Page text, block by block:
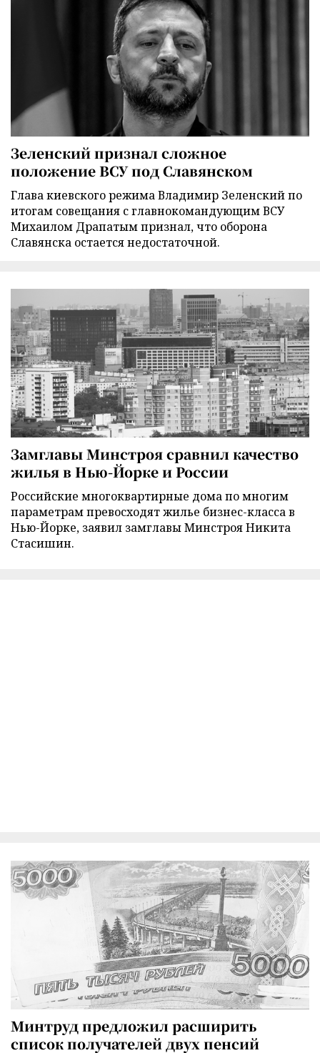
Зеленский признал сложное
положение ВСУ под Славянском
Глава киевского режима Владимир Зеленский по
итогам совещания с главнокомандующим ВСУ
Михаилом Драпатым признал, что оборона
Славянска остается недостаточной.
Замглавы Минстроя сравнил качество
жилья в Нью-Йорке и России
Российские многоквартирные дома по многим
параметрам превосходят жилье бизнес-класса в
Нью-Йорке, заявил замглавы Минстроя Никита
Стасишин.
Минтруд предложил расширить
список получателей двух пенсий